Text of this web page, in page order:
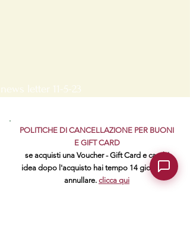
news letter 11-5-23
POLITICHE DI CANCELLAZIONE PER BUONI
E GIFT CARD
se acquisti una Voucher - Gift Card e cambi
idea dopo l'acquisto hai tempo 14 giorni per
annullare. clicca qui